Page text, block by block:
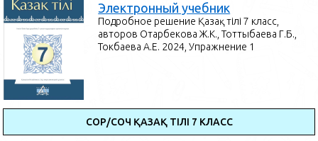
Электронный учебник
Подробное решение Қазақ тілі 7 класс,
авторов Отарбекова Ж.К., Тоттыбаева Г.Б.,
Токбаева А.Е. 2024, Упражнение 1
СОР/СОЧ ҚАЗАҚ ТІЛІ 7 КЛАСС